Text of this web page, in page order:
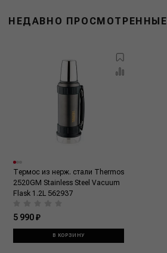
НЕДАВНО ПРОСМОТРЕННЫЕ
Термос из нерж. стали Thermos
2520GM Stainless Steel Vacuum
Flask 1.2L 562937
5 990 ₽
В КОРЗИНУ